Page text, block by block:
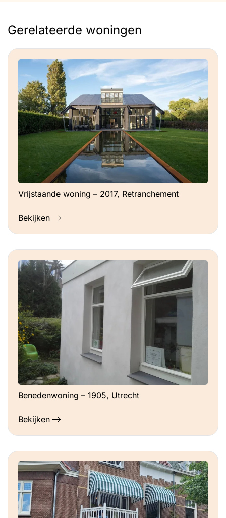
Gerelateerde woningen
Vrijstaande woning – 2017, Retranchement
Bekijken
Benedenwoning – 1905, Utrecht
Bekijken